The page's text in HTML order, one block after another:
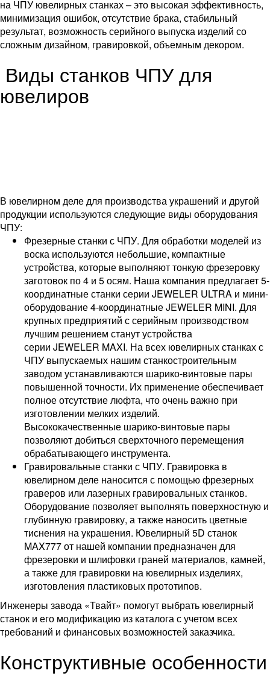
на ЧПУ ювелирных станках – это высокая эффективность,
минимизация ошибок, отсутствие брака, стабильный
результат, возможность серийного выпуска изделий со
сложным дизайном, гравировкой, объемным декором.
Виды станков ЧПУ для
ювелиров
В ювелирном деле для производства украшений и другой
продукции используются следующие виды оборудования
ЧПУ:
Фрезерные станки с ЧПУ. Для обработки моделей из
воска используются небольшие, компактные
устройства, которые выполняют тонкую фрезеровку
заготовок по 4 и 5 осям. Наша компания предлагает 5-
координатные станки серии JEWELER ULTRA и мини-
оборудование 4-координатные JEWELER MINI. Для
крупных предприятий с серийным производством
лучшим решением станут устройства
серии JEWELER MAXI. На всех ювелирных станках с
ЧПУ выпускаемых нашим станкостроительным
заводом устанавливаются шарико-винтовые пары
повышенной точности. Их применение обеспечивает
полное отсутствие люфта, что очень важно при
изготовлении мелких изделий.
Высококачественные шарико-винтовые пары
позволяют добиться сверхточного перемещения
обрабатывающего инструмента.
Гравировальные станки с ЧПУ. Гравировка в
ювелирном деле наносится с помощью фрезерных
граверов или лазерных гравировальных станков.
Оборудование позволяет выполнять поверхностную и
глубинную гравировку, а также наносить цветные
тиснения на украшения. Ювелирный 5D станок
MAX777 от нашей компании предназначен для
фрезеровки и шлифовки граней материалов, камней,
а также для гравировки на ювелирных изделиях,
изготовления пластиковых прототипов.
Инженеры завода «Твайт» помогут выбрать ювелирный
станок и его модификацию из каталога с учетом всех
требований и финансовых возможностей заказчика.
Конструктивные особенности